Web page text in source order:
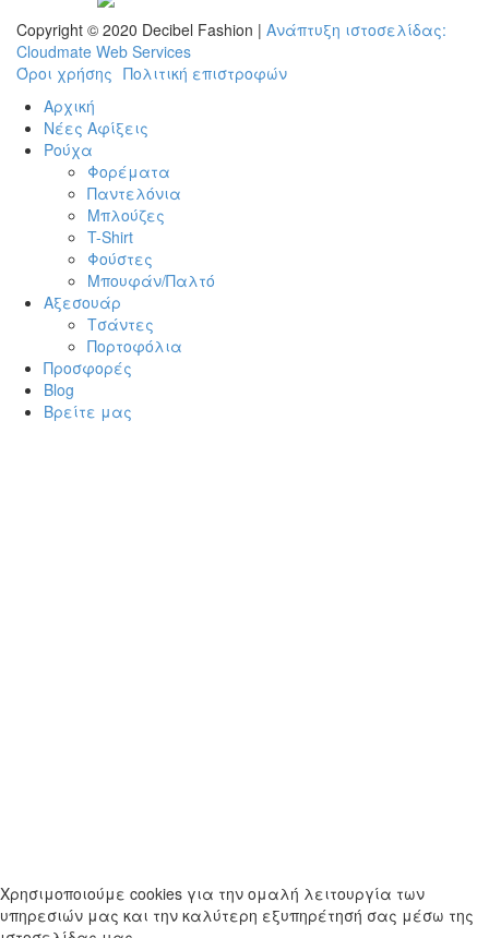
Mastercard
Club
AmexPayPal
Copyright © 2020 Decibel Fashion | Ανάπτυξη ιστοσελίδας:
Cloudmate Web Services
Όροι χρήσης Πολιτική επιστροφών
Αρχική
Νέες Αφίξεις
Ρούχα
Φορέματα
Παντελόνια
Μπλούζες
T-Shirt
Φούστες
Μπουφάν/Παλτό
Αξεσουάρ
Τσάντες
Πορτοφόλια
Προσφορές
Blog
Βρείτε μας
Χρησιμοποιούμε cookies για την ομαλή λειτουργία των
υπηρεσιών μας και την καλύτερη εξυπηρέτησή σας μέσω της